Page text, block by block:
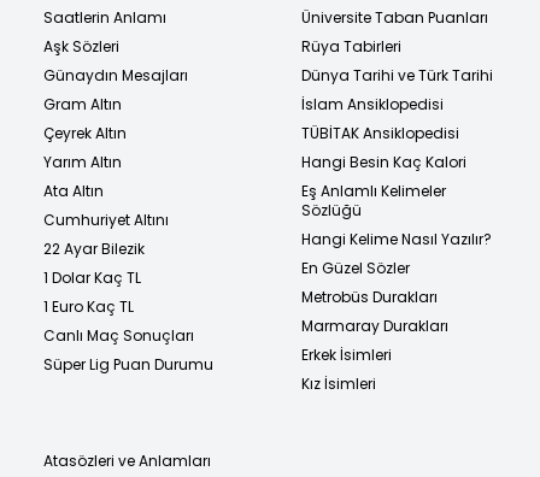
Saatlerin Anlamı
Aşk Sözleri
Günaydın Mesajları
Gram Altın
Çeyrek Altın
Yarım Altın
Ata Altın
Cumhuriyet Altını
22 Ayar Bilezik
1 Dolar Kaç TL
1 Euro Kaç TL
Canlı Maç Sonuçları
Süper Lig Puan Durumu
Üniversite Taban Puanları
Rüya Tabirleri
Dünya Tarihi ve Türk Tarihi
İslam Ansiklopedisi
TÜBİTAK Ansiklopedisi
Hangi Besin Kaç Kalori
Eş Anlamlı Kelimeler
Sözlüğü
Hangi Kelime Nasıl Yazılır?
En Güzel Sözler
Metrobüs Durakları
Marmaray Durakları
Erkek İsimleri
Kız İsimleri
Atasözleri ve Anlamları